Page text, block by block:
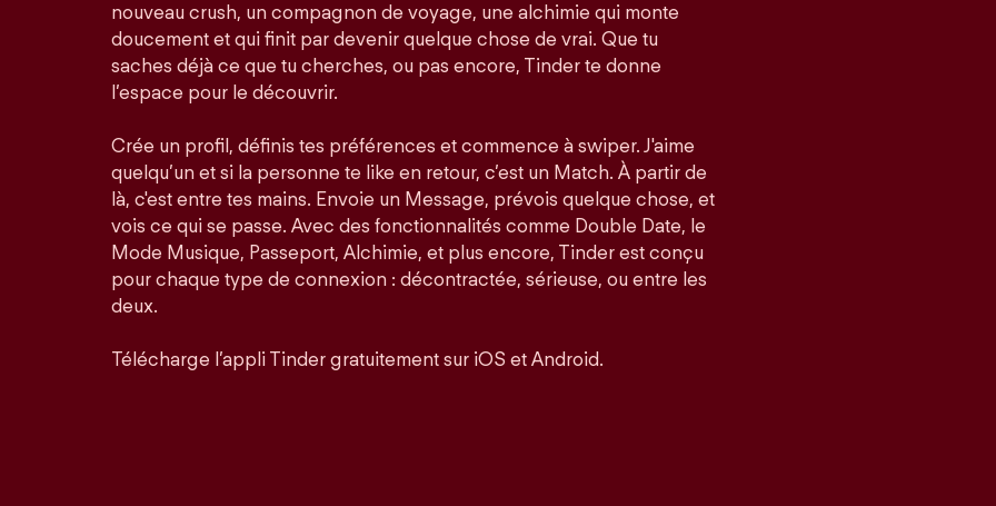
nouveau crush, un compagnon de voyage, une alchimie qui monte
doucement et qui finit par devenir quelque chose de vrai. Que tu
saches déjà ce que tu cherches, ou pas encore, Tinder te donne
l’espace pour le découvrir.
Crée un profil, définis tes préférences et commence à swiper. J'aime
quelqu’un et si la personne te like en retour, c’est un Match. À partir de
là, c'est entre tes mains. Envoie un Message, prévois quelque chose, et
vois ce qui se passe. Avec des fonctionnalités comme Double Date, le
Mode Musique, Passeport, Alchimie, et plus encore, Tinder est conçu
pour chaque type de connexion : décontractée, sérieuse, ou entre les
deux.
Télécharge l’appli Tinder gratuitement sur iOS et Android.